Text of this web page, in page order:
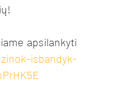
apsilankyti
isbandyk-